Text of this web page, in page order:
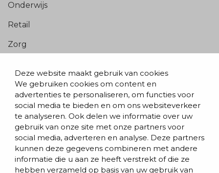
Deze website maakt gebruik van cookies
We gebruiken cookies om content en
advertenties te personaliseren, om functies voor
social media te bieden en om ons websiteverkeer
te analyseren. Ook delen we informatie over uw
gebruik van onze site met onze partners voor
social media, adverteren en analyse. Deze partners
kunnen deze gegevens combineren met andere
informatie die u aan ze heeft verstrekt of die ze
hebben verzameld op basis van uw gebruik van
Onderwijs
Retail
Zorg
Blogs & nieuws
Contact
Evenementen
Team
Werken bij BVD